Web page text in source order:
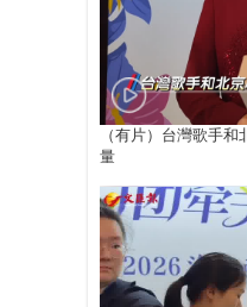
（有片）台灣歌手
量